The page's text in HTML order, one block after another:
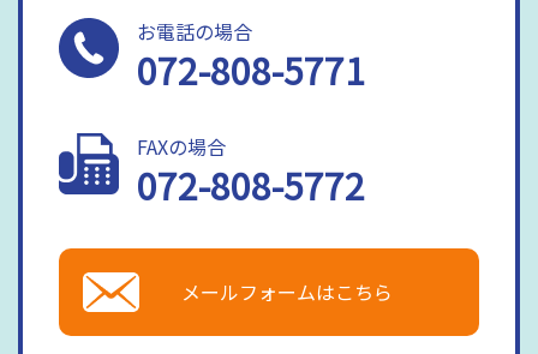
お電話の場合
072-808-5771
FAXの場合
072-808-5772
メールフォームはこちら